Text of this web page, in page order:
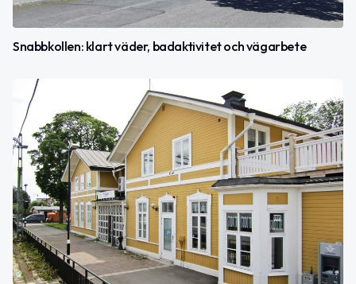
Snabbkollen: klart väder, badaktivitet och vägarbete